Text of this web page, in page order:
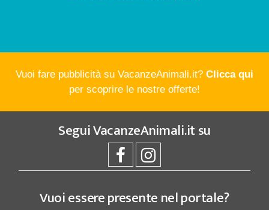
Vuoi fare pubblicità su VacanzeAnimali.it? Clicca qui
per scoprire le nostre offerte!
SeguiVacanzeAnimali.itsu
Vuoi essere presente nel portale?